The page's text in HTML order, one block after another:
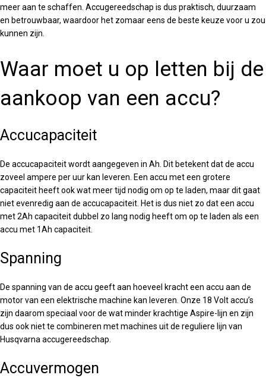
meer aan te schaffen. Accugereedschap is dus praktisch, duurzaam
en betrouwbaar, waardoor het zomaar eens de beste keuze voor u zou
kunnen zijn.
Waar moet u op letten bij de
aankoop van een accu?
Accucapaciteit
De accucapaciteit wordt aangegeven in Ah. Dit betekent dat de accu
zoveel ampere per uur kan leveren. Een accu met een grotere
capaciteit heeft ook wat meer tijd nodig om op te laden, maar dit gaat
niet evenredig aan de accucapaciteit. Het is dus niet zo dat een accu
met 2Ah capaciteit dubbel zo lang nodig heeft om op te laden als een
accu met 1Ah capaciteit.
Spanning
De spanning van de accu geeft aan hoeveel kracht een accu aan de
motor van een elektrische machine kan leveren. Onze 18 Volt accu’s
zijn daarom speciaal voor de wat minder krachtige Aspire-lijn en zijn
dus ook niet te combineren met machines uit de reguliere lijn van
Husqvarna accugereedschap.
Accuvermogen